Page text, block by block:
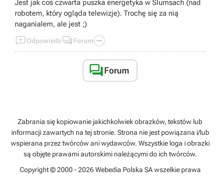
Jest jak coś czwarta puszka energetyka w Slumsach (nad
robotem, który ogląda telewizje). Trochę się za nią
naganialem, ale jest ;)
Odpowiedz  Forum 
Forum
Zabrania się kopiowanie jakichkolwiek obrazków, tekstów lub
informacji zawartych na tej stronie. Strona nie jest powiązana i/lub
wspierana przez twórców ani wydawców. Wszystkie loga i obrazki
są objęte prawami autorskimi należącymi do ich twórców.
Copyright © 2000 - 2026 Webedia Polska SA wszelkie prawa